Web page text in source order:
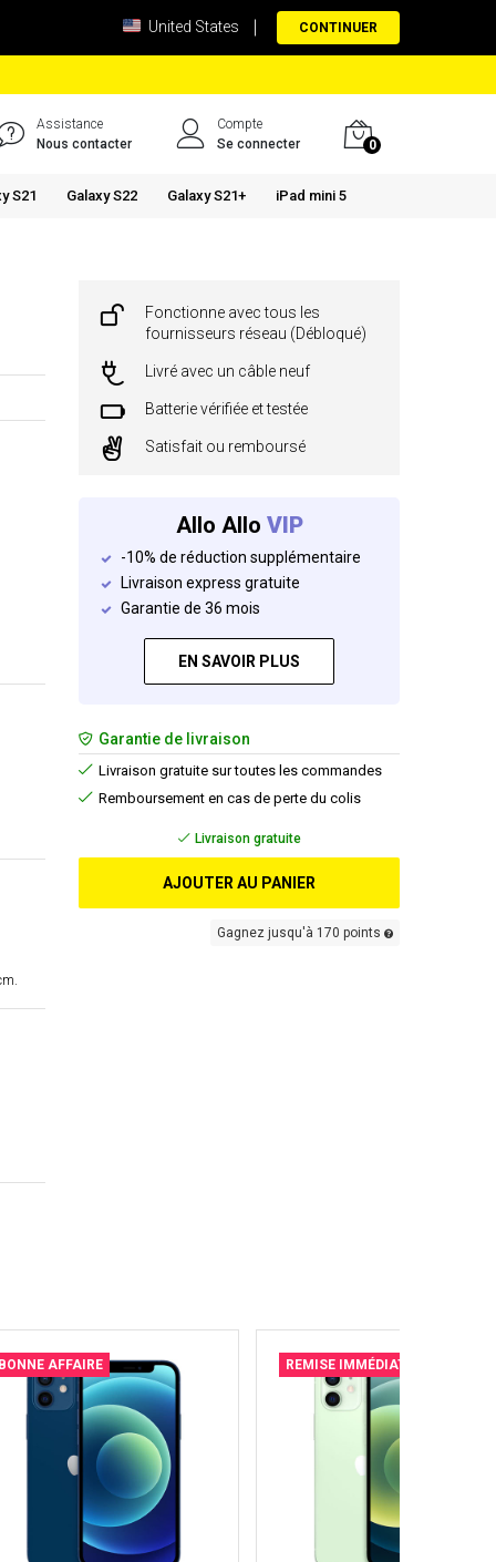
United States CONTINUER
Assistance
Nous contacter
Compte
Se connecter
0
S21 Galaxy S22 Galaxy S21+ iPad mini 5
Fonctionne avec tous les
fournisseurs réseau (Débloqué)
Livré avec un câble neuf
Batterie vérifiée et testée
Satisfait ou remboursé
Allo Allo VIP
-10% de réduction supplémentaire
Livraison express gratuite
Garantie de 36 mois
EN SAVOIR PLUS
Garantie de livraison
Livraison gratuite sur toutes les commandes
Remboursement en cas de perte du colis
Livraison gratuite
AJOUTER AU PANIER
Gagnez jusqu'à 170 points
BONNE AFFAIRE REMISE IMMÉDIATE